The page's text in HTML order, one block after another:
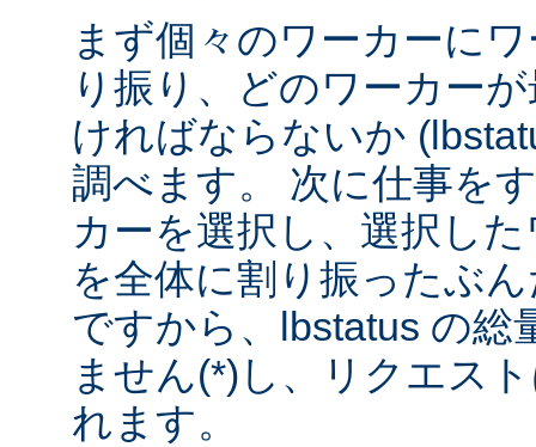
まず個々のワーカーに
り振り、どのワーカー
ければならないか
調べます。 次に仕事を
カーを選択し、選択し
を全体に割り振ったぶ
ですから、lbstatus の総
ません(*)し、リクエス
れます。